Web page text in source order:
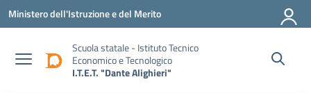
Vai ai contenuti
Vai al menu di navigazione
Vai al footer
Ministero dell'Istruzione e del Merito
Scuola statale - Istituto Tecnico
Economico e Tecnologico
I.T.E.T. "Dante Alighieri"